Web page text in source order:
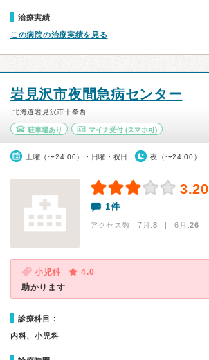
治療実績
この病院の治療実績を見る
岩見沢市夜間急病センター
北海道岩見沢市十条西
駐車場あり マイナ受付(スマホ可)
土曜（〜24:00）・日曜・祝日 夜（〜24:00）
3.20
1件
アクセス数 7月:8 | 6月:26
小児科
4.0
助かります
診療科目：
内科、小児科